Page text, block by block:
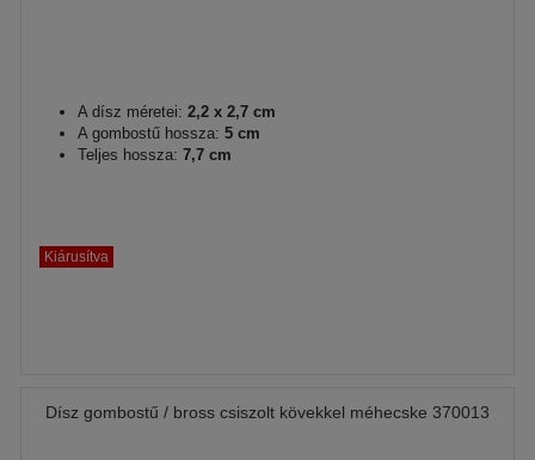
A dísz méretei: 2,2 x 2,7 cm
A gombostű hossza: 5 cm
Teljes hossza: 7,7 cm
Kiárusítva
Dísz gombostű / bross csiszolt kövekkel méhecske 370013